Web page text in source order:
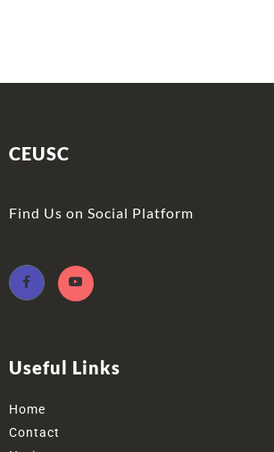
CEUSC
Find Us on Social Platform
Useful Links
Home
Contact